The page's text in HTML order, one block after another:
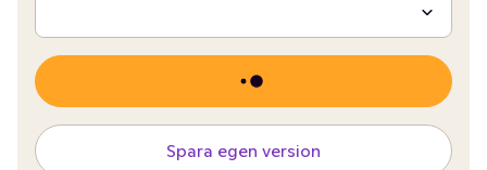
Spara egen version